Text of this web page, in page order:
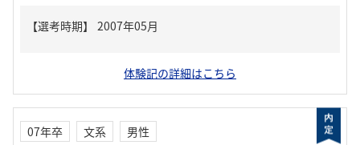
体験記の詳細はこちら
07年卒 文系
男性